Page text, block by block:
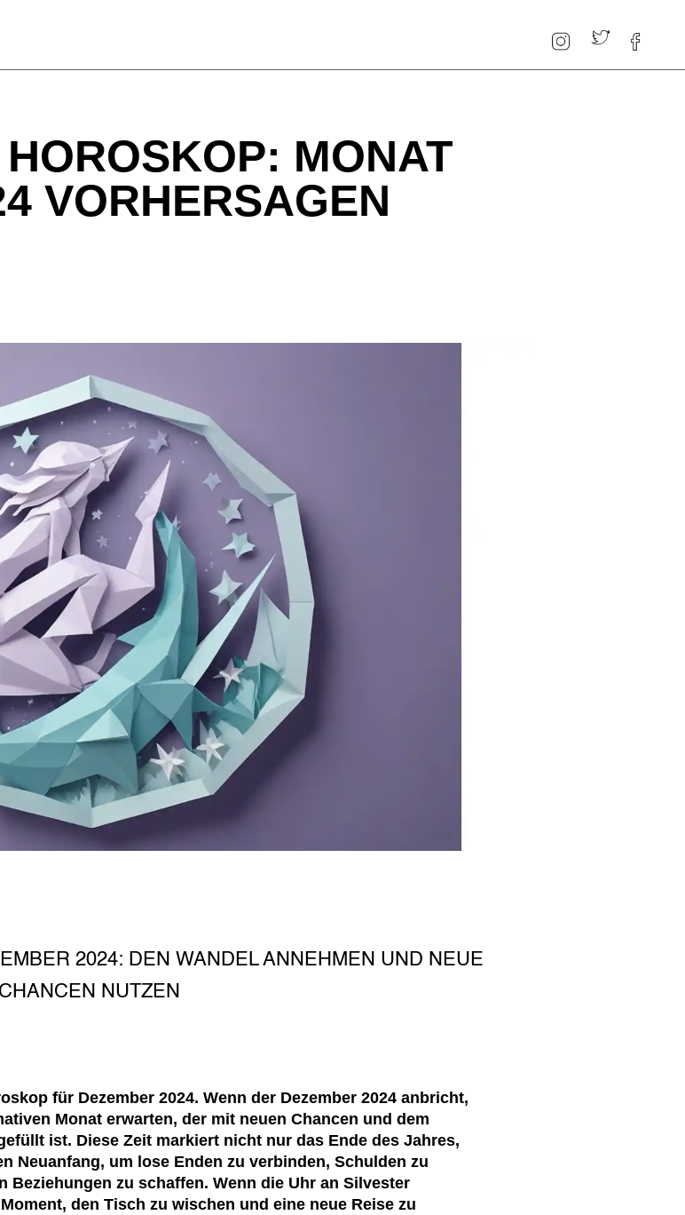
MONAT
VORHERSAGEN
2024: DEN WANDEL ANNEHMEN UND NEUE
CHANCEN NUTZEN
für Dezember 2024. Wenn der Dezember 2024 anbricht,
Monat erwarten, der mit neuen Chancen und dem
ist. Diese Zeit markiert nicht nur das Ende des Jahres,
Neuanfang, um lose Enden zu verbinden, Schulden zu
zu schaffen. Wenn die Uhr an Silvester
den Tisch zu wischen und eine neue Reise zu